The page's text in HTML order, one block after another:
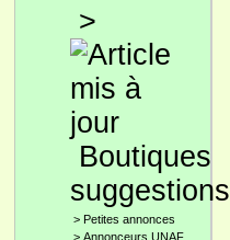
>
Boutiques
suggestions
> Petites annonces
> Annonceurs UNAF